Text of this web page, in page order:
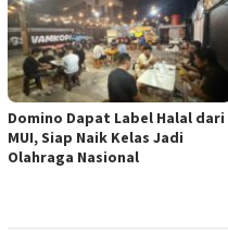
Domino Dapat Label Halal dari
MUI, Siap Naik Kelas Jadi
Olahraga Nasional